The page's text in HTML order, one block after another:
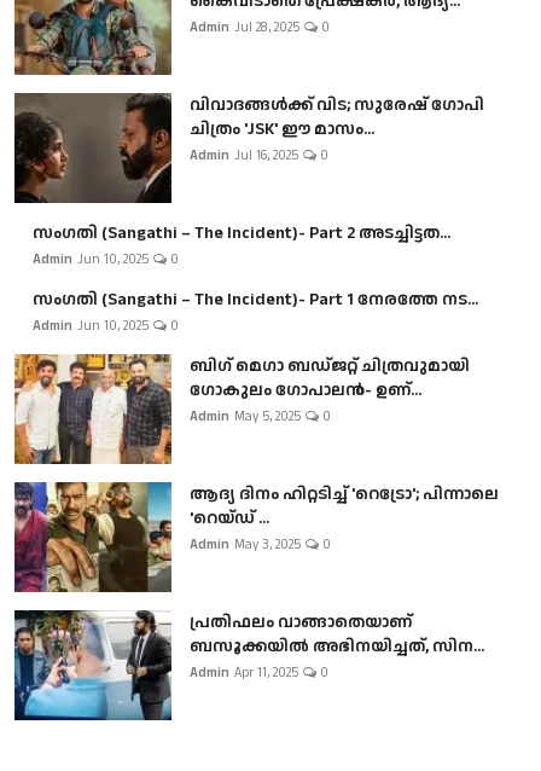
Admin Jul 28, 2025 0
വിവാദങ്ങൾക്ക് വിട; സുരേഷ് ഗോപി
ചിത്രം 'JSK' ഈ മാസം...
Admin Jul 16, 2025 0
സംഗതി (Sangathi – The Incident)- Part 2 അടച്ചിട്ടത...
Admin Jun 10, 2025 0
സംഗതി (Sangathi – The Incident)- Part 1 നേരത്തേ നട...
Admin Jun 10, 2025 0
ബി​ഗ് മെഗാ ബഡ്ജറ്റ് ചിത്രവുമായി
ഗോകുലം ഗോപാലൻ- ഉണ്...
Admin May 5, 2025 0
ആദ്യ ദിനം ഹിറ്റടിച്ച് 'റെട്രോ'; പിന്നാലെ
'റെയ്ഡ് ...
Admin May 3, 2025 0
പ്രതിഫലം വാങ്ങാതെയാണ്
ബസൂക്കയില്‍ അഭിനയിച്ചത്, സിന...
Admin Apr 11, 2025 0